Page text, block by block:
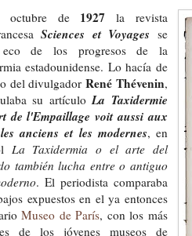
octubre de 1927 la revista
Sciences et Voyages se
eco de los progresos de la
estadounidense. Lo hacía de
del divulgadorRené Thévenin,
su artículoLa Taxidermie
de l'Empaillage voit aussi aux
anciens et les modernes, en
La Taxidermia o el arte del
también lucha entre o antiguo
. El periodista comparaba
expuestos en el ya entonces
Museo de París, con los más
de los jóvenes museos de